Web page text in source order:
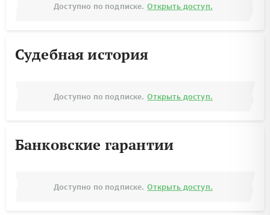
Доступно по подписке. Открыть доступ.
Судебная история
Доступно по подписке. Открыть доступ.
Банковские гарантии
Доступно по подписке. Открыть доступ.